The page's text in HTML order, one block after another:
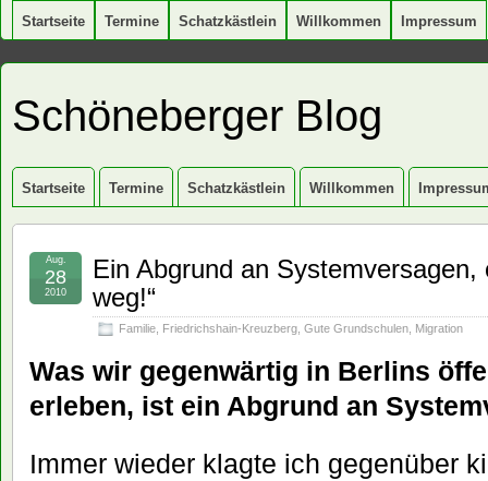
Startseite Termine Schatzkästlein Willkommen Impressum
Schöneberger Blog
Startseite Termine Schatzkästlein Willkommen
Ein Abgrund an Systemversagen,
weg!“
Familie Friedrichshain-Kreuzberg Gute Grundschulen Migration
Aug.
28
2010
Was wir gegenwärtig in Berlins
erleben, ist ein Abgrund an
Immer wieder klagte ich gegenüber